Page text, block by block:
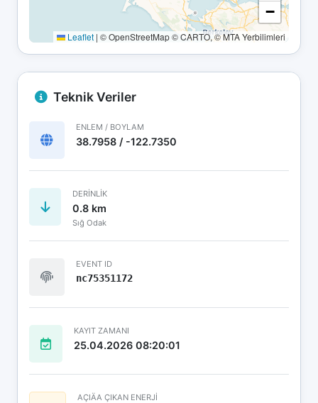
−
Leaflet | © OpenStreetMap © CARTO, © MTA Yerbilimleri
Teknik Veriler
ENLEM / BOYLAM
38.7958 / -122.7350
DERINLIK
0.8 km
Sığ Odak
EVENT ID
nc75351172
KAYIT ZAMANI
25.04.2026 08:20:01
AÇIÄA ÇIKAN ENERJİ